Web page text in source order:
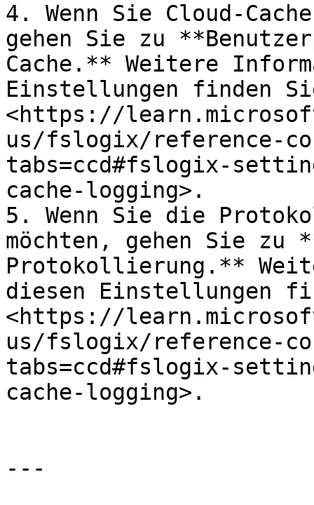
4. Wenn Sie Cloud-
gehen Sie zu
Cache.** Weitere
Einstellungen finden
<https://
us/fslogix/reference-
tabs=ccd#fslogix-
cache-logging>.
5. Wenn Sie die
möchten, gehen Sie zu
Protokollierung.**
diesen Einstellungen
<https://
us/fslogix/reference-
tabs=ccd#fslogix-
cache-logging>.
---